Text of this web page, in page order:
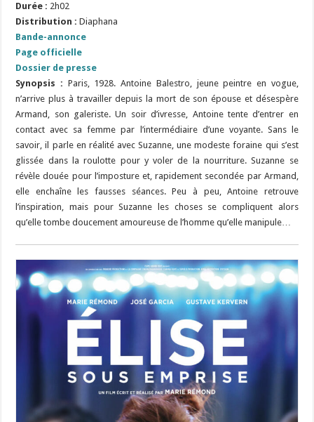
Durée : 2h02
Distribution : Diaphana
Bande-annonce
Page officielle
Dossier de presse
Synopsis : Paris, 1928. Antoine Balestro, jeune peintre en vogue,
n’arrive plus à travailler depuis la mort de son épouse et désespère
Armand, son galeriste. Un soir d’ivresse, Antoine tente d’entrer en
contact avec sa femme par l’intermédiaire d’une voyante. Sans le
savoir, il parle en réalité avec Suzanne, une modeste foraine qui s’est
glissée dans la roulotte pour y voler de la nourriture. Suzanne se
révèle douée pour l’imposture et, rapidement secondée par Armand,
elle enchaîne les fausses séances. Peu à peu, Antoine retrouve
l’inspiration, mais pour Suzanne les choses se compliquent alors
qu’elle tombe doucement amoureuse de l’homme qu’elle manipule…